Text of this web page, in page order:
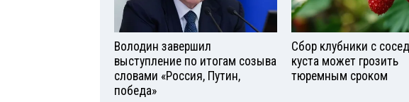
Володин завершил
выступление по итогам созыва
словами «Россия, Путин,
победа»
Сбор клубники с
куста может грозить
тюремным сроком